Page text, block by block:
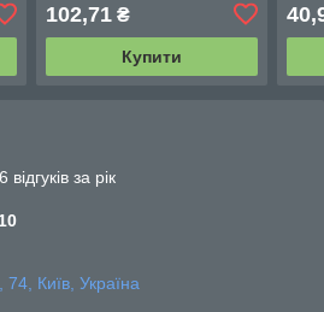
102,71₴
Купити
за рік
74, Київ, Україна